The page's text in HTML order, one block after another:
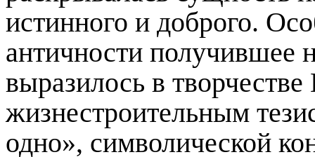
истинного и доброго.
античности получившее
выразилось в
жизнестроительным
одно», символической